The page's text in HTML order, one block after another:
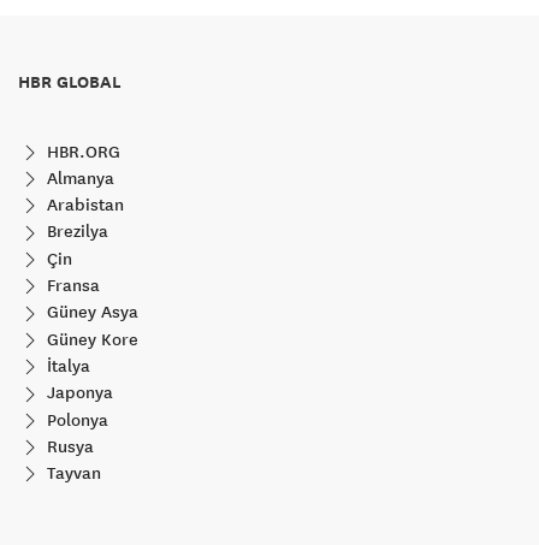
HBR GLOBAL
HBR.ORG
Almanya
Arabistan
Brezilya
Çin
Fransa
Güney Asya
Güney Kore
İtalya
Japonya
Polonya
Rusya
Tayvan